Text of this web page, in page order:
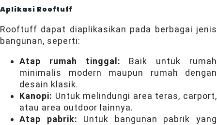
Aplikasi Rooftuff
Rooftuff dapat diaplikasikan pada berbagai jenis
bangunan, seperti:
Atap rumah tinggal: Baik untuk rumah
minimalis modern maupun rumah dengan
desain klasik.
Kanopi: Untuk melindungi area teras, carport,
atau area outdoor lainnya.
Atap pabrik: Untuk bangunan pabrik yang